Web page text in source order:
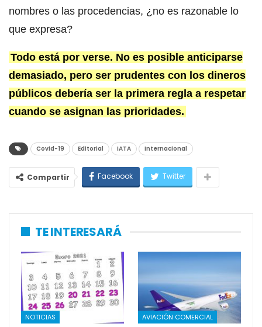
nombres o las procedencias, ¿no es razonable lo
que expresa?
Todo está por verse. No es posible anticiparse
demasiado, pero ser prudentes con los dineros
públicos debería ser la primera regla a respetar
cuando se asignan las prioridades.
Covid-19 Editorial IATA Internacional
Compartir Facebook Twitter
TE INTERESARÁ
NOTICIAS AVIACIÓN COMERCIAL